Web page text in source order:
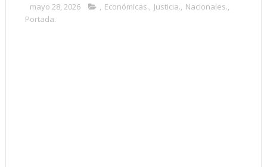
mayo 28, 2026 , Económicas., Justicia., Nacionales.,
Portada.